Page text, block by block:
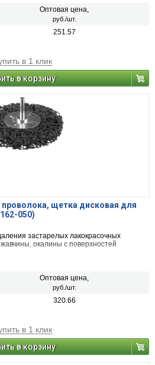
Оптовая цена,
руб./шт.
251.57
в 1 клик
в корзину
щетка дисковая для
050)
застарелых лакокрасочных
окалины с поверхностей
Оптовая цена,
руб./шт.
320.66
в 1 клик
в корзину